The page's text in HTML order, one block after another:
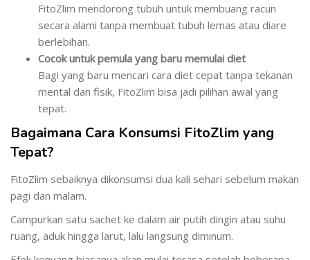
FitoZlim mendorong tubuh untuk membuang racun
secara alami tanpa membuat tubuh lemas atau diare
berlebihan.
Cocok untuk pemula yang baru memulai diet
Bagi yang baru mencari cara diet cepat tanpa tekanan
mental dan fisik, FitoZlim bisa jadi pilihan awal yang
tepat.
Bagaimana Cara Konsumsi FitoZlim yang
Tepat?
FitoZlim sebaiknya dikonsumsi dua kali sehari sebelum makan
pagi dan malam.
Campurkan satu sachet ke dalam air putih dingin atau suhu
ruang, aduk hingga larut, lalu langsung diminum.